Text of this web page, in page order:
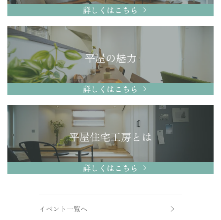
詳しくはこちら
平屋の魅力
詳しくはこちら
平屋住宅工房とは
詳しくはこちら
イベント一覧へ